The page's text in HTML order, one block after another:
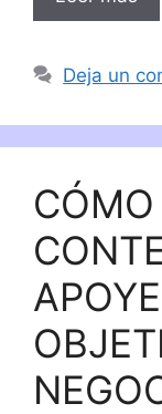
Deja un
CÓMO